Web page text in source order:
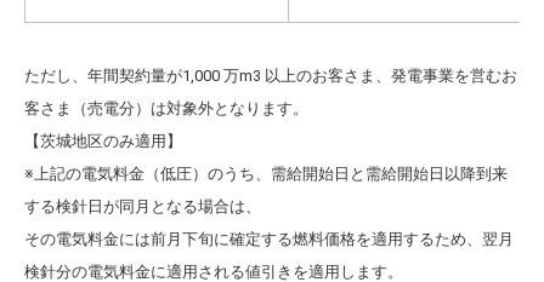
ただし、年間契約量が1,000 万m3 以上のお客さま、 発電事業を営むお
客さま（売電分）は対象外となります。
【茨城地区のみ適用】
※上記の電気料金（低圧）のうち、需給開始日と需給開始日以降到来
する検針日が同月となる場合は、
その電気料金には前月下旬に確定する燃料価格を適用するため、翌月
検針分の電気料金に適用される値引きを適用します。